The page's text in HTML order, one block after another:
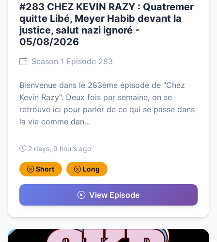
#283 CHEZ KEVIN RAZY : Quatremer
quitte Libé, Meyer Habib devant la
justice, salut nazi ignoré -
05/08/2026
Season 1 Episode 283
Bienvenue dans le 283ème épisode de "Chez
Kevin Razy". Deux fois par semaine, on se
retrouve ici pour parler de ce qui se passe dans
la vie comme dan…
2 days, 9 hours ago
Short Long
View Episode